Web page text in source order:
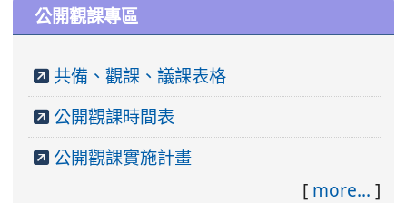
公開觀課專區
共備、觀課、議課表格
公開觀課時間表
公開觀課實施計畫
[ more... ]